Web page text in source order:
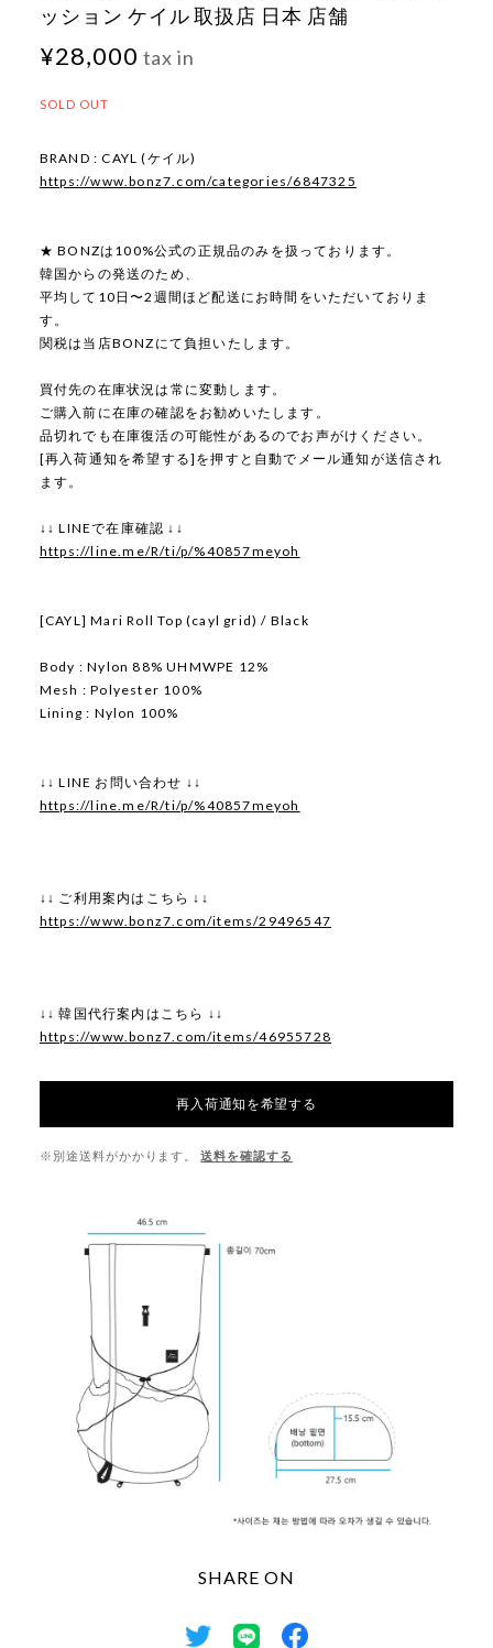
ッション ケイル 取扱店 日本 店舗
¥28,000 tax in
SOLD OUT
BRAND : CAYL (ケイル)
https://www.bonz7.com/categories/6847325
★ BONZは100%公式の正規品のみを扱っております。
韓国からの発送のため、
平均して10日〜2週間ほど配送にお時間をいただいておりま
す。
関税は当店BONZにて負担いたします。
買付先の在庫状況は常に変動します。
ご購入前に在庫の確認をお勧めいたします。
品切れでも在庫復活の可能性があるのでお声がけください。
[再入荷通知を希望する]を押すと自動でメール通知が送信され
ます。
↓↓ LINEで在庫確認 ↓↓
https://line.me/R/ti/p/%40857meyoh
[CAYL] Mari Roll Top (cayl grid) / Black
Body : Nylon 88% UHMWPE 12%
Mesh : Polyester 100%
Lining : Nylon 100%
↓↓ LINE お問い合わせ ↓↓
https://line.me/R/ti/p/%40857meyoh
↓↓ ご利用案内はこちら ↓↓
https://www.bonz7.com/items/29496547
↓↓ 韓国代行案内はこちら ↓↓
https://www.bonz7.com/items/46955728
再入荷通知を希望する
※別途送料がかかります。 送料を確認する
SHARE ON